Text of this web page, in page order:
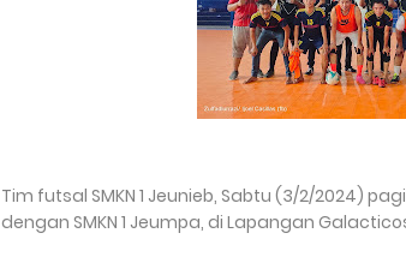
Tim futsal SMKN 1 Jeunieb, Sabtu (3/2/2024)
dengan SMKN 1 Jeumpa, di Lapangan